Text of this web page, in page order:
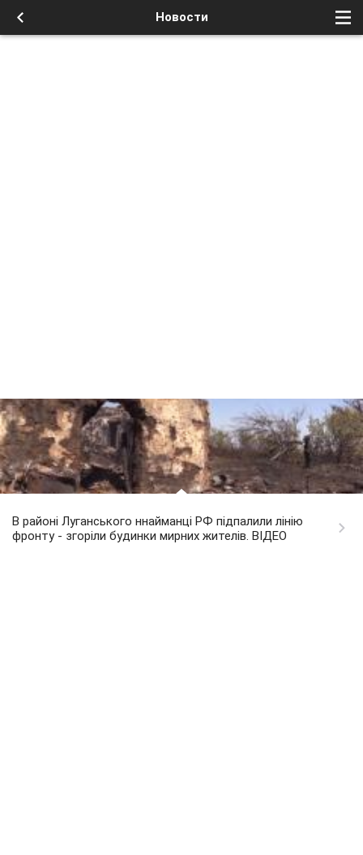
Новости
В районі Луганського ннайманці РФ підпалили лінію
фронту - згоріли будинки мирних жителів. ВІДЕО